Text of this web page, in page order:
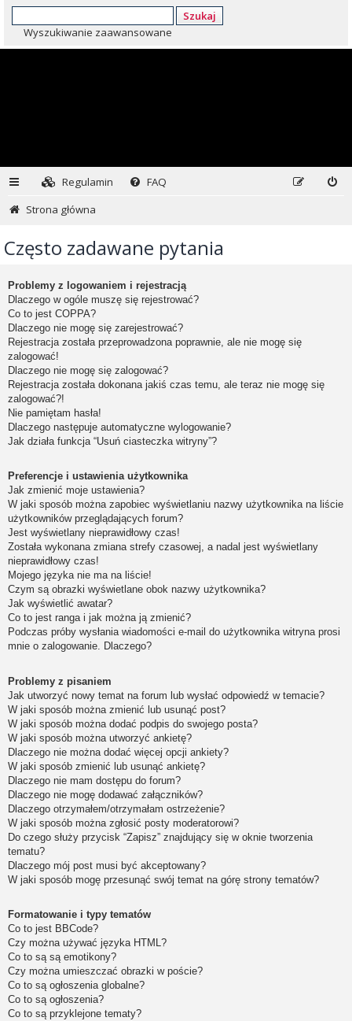
Szukaj
Wyszukiwanie zaawansowane
Regulamin
FAQ
Strona główna
Często zadawane pytania
Problemy z logowaniem i rejestracją
Dlaczego w ogóle muszę się rejestrować?
Co to jest COPPA?
Dlaczego nie mogę się zarejestrować?
Rejestracja została przeprowadzona poprawnie, ale nie mogę się
zalogować!
Dlaczego nie mogę się zalogować?
Rejestracja została dokonana jakiś czas temu, ale teraz nie mogę się
zalogować?!
Nie pamiętam hasła!
Dlaczego następuje automatyczne wylogowanie?
Jak działa funkcja “Usuń ciasteczka witryny”?
Preferencje i ustawienia użytkownika
Jak zmienić moje ustawienia?
W jaki sposób można zapobiec wyświetlaniu nazwy użytkownika na liście
użytkowników przeglądających forum?
Jest wyświetlany nieprawidłowy czas!
Została wykonana zmiana strefy czasowej, a nadal jest wyświetlany
nieprawidłowy czas!
Mojego języka nie ma na liście!
Czym są obrazki wyświetlane obok nazwy użytkownika?
Jak wyświetlić awatar?
Co to jest ranga i jak można ją zmienić?
Podczas próby wysłania wiadomości e-mail do użytkownika witryna prosi
mnie o zalogowanie. Dlaczego?
Problemy z pisaniem
Jak utworzyć nowy temat na forum lub wysłać odpowiedź w temacie?
W jaki sposób można zmienić lub usunąć post?
W jaki sposób można dodać podpis do swojego posta?
W jaki sposób można utworzyć ankietę?
Dlaczego nie można dodać więcej opcji ankiety?
W jaki sposób zmienić lub usunąć ankietę?
Dlaczego nie mam dostępu do forum?
Dlaczego nie mogę dodawać załączników?
Dlaczego otrzymałem/otrzymałam ostrzeżenie?
W jaki sposób można zgłosić posty moderatorowi?
Do czego służy przycisk “Zapisz” znajdujący się w oknie tworzenia
tematu?
Dlaczego mój post musi być akceptowany?
W jaki sposób mogę przesunąć swój temat na górę strony tematów?
Formatowanie i typy tematów
Co to jest BBCode?
Czy można używać języka HTML?
Co to są są emotikony?
Czy można umieszczać obrazki w poście?
Co to są ogłoszenia globalne?
Co to są ogłoszenia?
Co to są przyklejone tematy?